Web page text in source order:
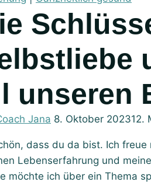
unseren
Jana 8. Oktober 202312.
dass du da bist. Ich
Lebenserfahrung und
möchte ich über ein Thema